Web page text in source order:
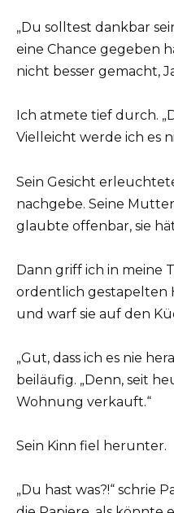
„Du solltest dankbar
eine Chance gegeben
nicht besser gemacht,
Ich atmete tief durch.
Vielleicht werde ich es
Sein Gesicht
nachgebe. Seine
glaubte offenbar, sie
Dann griff ich in meine
ordentlich gestapelten
und warf sie auf den
„Gut, dass ich es nie
beiläufig. „Denn, seit
Wohnung verkauft.“
Sein Kinn fiel herunter.
„Du hast was?!“ schrie